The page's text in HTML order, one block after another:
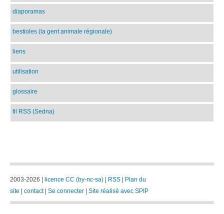
diaporamas
bestioles (la gent animale régionale)
liens
utilisation
glossaire
fil RSS (Sedna)
2003-2026 | licence CC (by-nc-sa) | RSS | Plan du
site | contact| Se connecter | Site réalisé avec SPIP